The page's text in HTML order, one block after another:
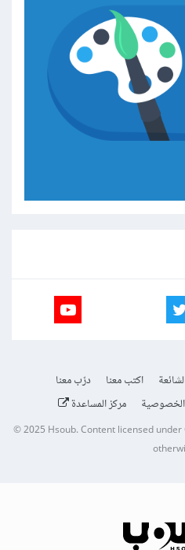
اكتب معنا
درّب معنا
مركز المساعدة
© 2025Hsoub.Content licensed